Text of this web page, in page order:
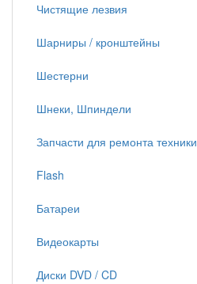
Чистящие лезвия
Шарниры / кронштейны
Шестерни
Шнеки, Шпиндели
Запчасти для ремонта техники
Flash
Батареи
Видеокарты
Диски DVD / CD